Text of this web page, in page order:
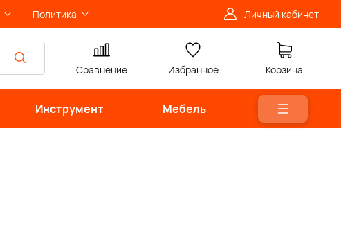
Политика Личный кабинет
Сравнение Избранное Корзина
Инструмент Мебель